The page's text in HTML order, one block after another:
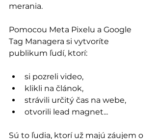
merania.
Pomocou Meta Pixelu a Google
Tag Managera si vytvoríte
publikum ľudí, ktorí:
si pozreli video,
klikli na článok,
strávili určitý čas na webe,
otvorili lead magnet...
Sú to ľudia, ktorí už majú záujem o